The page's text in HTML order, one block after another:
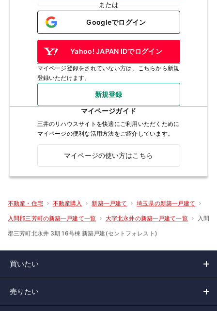
または
Googleでログイン
Yahoo! JAPAN IDでログイン
マイページ登録をされていない方は、こちらから新規
登録いただけます。
新規登録
マイページガイド
三井のリハウスサイトを快適にご利用いただくために
マイページの便利な活用方法をご紹介しています。
マイページの使い方はこちら
不動産・住宅 不動産購入 新築一戸建て 埼玉県の新築一戸建て
入間郡三芳町の新築一戸建て一覧 大字北永井の新築一戸建て一覧 入間
郡三芳町北永井 3期 16号棟 新築戸建(セントフォレスト)
買いたい
売りたい